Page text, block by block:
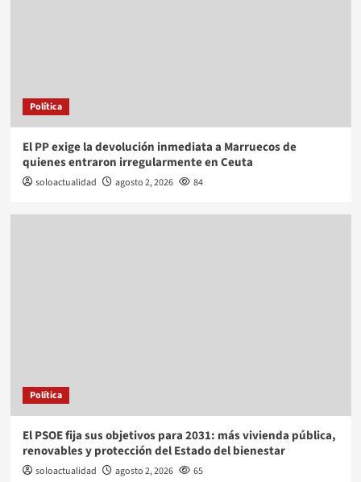
Política
El PP exige la devolución inmediata a Marruecos de
quienes entraron irregularmente en Ceuta
soloactualidad agosto 2, 2026 84
Política
El PSOE fija sus objetivos para 2031: más vivienda pública,
renovables y protección del Estado del bienestar
soloactualidad agosto 2, 2026 65